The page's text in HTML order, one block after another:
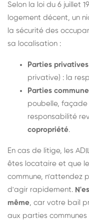
Selon la loi du 6 juillet
logement décent, un
la sécurité des
sa localisation :
Parties privatives
privative) : la
Parties
poubelle, façade
responsabilité
copropriété.
En cas de litige, les
êtes locataire et que
commune, n'attendez
d'agir rapidement.
même, car votre bail
aux parties